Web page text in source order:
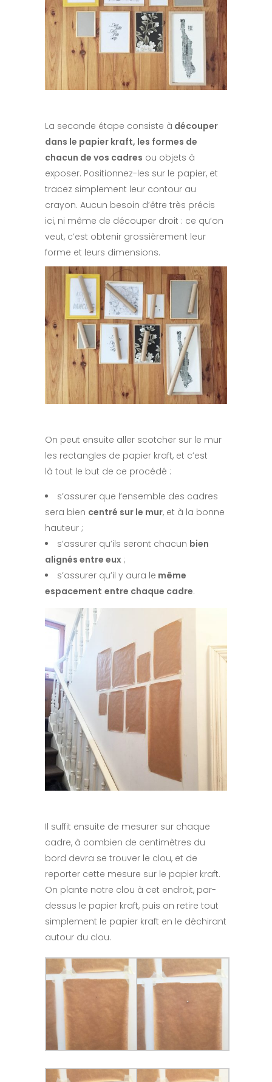
La seconde étape consiste à découper
dans le papier kraft, les formes de
chacun de vos cadres ou objets à
exposer. Positionnez-les sur le papier, et
tracez simplement leur contour au
crayon. Aucun besoin d’être très précis
ici, ni même de découper droit : ce qu’on
veut, c’est obtenir grossièrement leur
forme et leurs dimensions.
On peut ensuite aller scotcher sur le mur
les rectangles de papier kraft, et c’est
là tout le but de ce procédé :
s’assurer que l’ensemble des cadres
sera bien centré sur le mur, et à la bonne
hauteur ;
s’assurer qu’ils seront chacun bien
alignés entre eux ;
s’assurer qu’il y aura le même
espacement entre chaque cadre.
Il suffit ensuite de mesurer sur chaque
cadre, à combien de centimètres du
bord devra se trouver le clou, et de
reporter cette mesure sur le papier kraft.
On plante notre clou à cet endroit, par-
dessus le papier kraft, puis on retire tout
simplement le papier kraft en le déchirant
autour du clou.